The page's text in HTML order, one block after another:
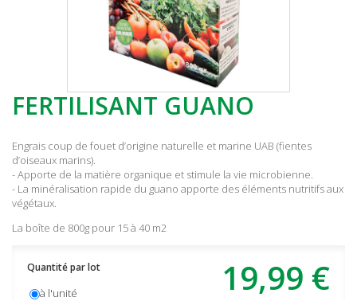
FERTILISANT GUANO
Engrais coup de fouet d’origine naturelle et marine UAB (fientes
d’oiseaux marins).
- Apporte de la matière organique et stimule la vie microbienne.
- La minéralisation rapide du guano apporte des éléments nutritifs aux
végétaux.
La boîte de 800g pour 15 à 40 m2
19,99 €
Quantité par lot
à l'unité